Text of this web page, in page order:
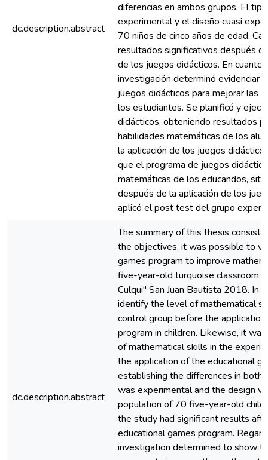
dc.description.abstract
diferencias en ambos grupos. El
experimental y el diseño cuasi
70 niños de cinco años de edad.
resultados significativos después
de los juegos didácticos. En cuanto
investigación determinó evidenciar
juegos didácticos para mejorar las
los estudiantes. Se planificó y
didácticos, obteniendo resultados
habilidades matemáticas de los
la aplicación de los juegos
que el programa de juegos
matemáticas de los educandos,
después de la aplicación de los
aplicó el post test del grupo
dc.description.abstract
The summary of this thesis
the objectives, it was possible to
games program to improve
five-year-old turquoise classroom
Culqui" San Juan Bautista 2018. In
identify the level of mathematical
control group before the
program in children. Likewise, it
of mathematical skills in the
the application of the educational
establishing the differences in both
was experimental and the design
population of 70 five-year-old
the study had significant results
educational games program.
investigation determined to show